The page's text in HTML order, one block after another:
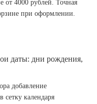
от 4000 рублей. Точная
при оформлении.
даты: дни рождения,
добавление
сетку календаря